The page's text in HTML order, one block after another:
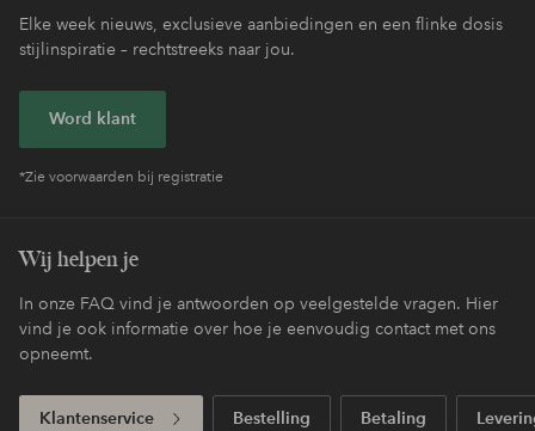
Elke week nieuws, exclusieve aanbiedingen en een flinke dosis
stijlinspiratie – rechtstreeks naar jou.
Word klant
*Zie voorwaarden bij registratie
Wij helpen je
In onze FAQ vind je antwoorden op veelgestelde vragen. Hier
vind je ook informatie over hoe je eenvoudig contact met ons
opneemt.
Klantenservice Bestelling Betaling